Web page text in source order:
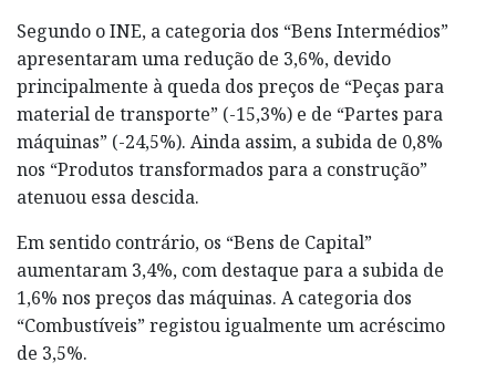
Segundo o INE, a categoria dos “Bens Intermédios”
apresentaram uma redução de 3,6%, devido
principalmente à queda dos preços de “Peças para
material de transporte” (-15,3%) e de “Partes para
máquinas” (-24,5%). Ainda assim, a subida de 0,8%
nos “Produtos transformados para a construção”
atenuou essa descida.
Em sentido contrário, os “Bens de Capital”
aumentaram 3,4%, com destaque para a subida de
1,6% nos preços das máquinas. A categoria dos
“Combustíveis” registou igualmente um acréscimo
de 3,5%.